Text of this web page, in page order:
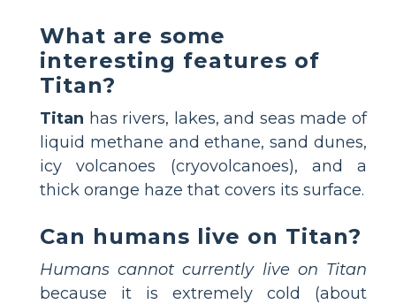
What are some
interesting features of
Titan?
Titan has rivers, lakes, and seas made of
liquid methane and ethane, sand dunes,
icy volcanoes (cryovolcanoes), and a
thick orange haze that covers its surface.
Can humans live on Titan?
Humans cannot currently live on Titan
because it is extremely cold (about